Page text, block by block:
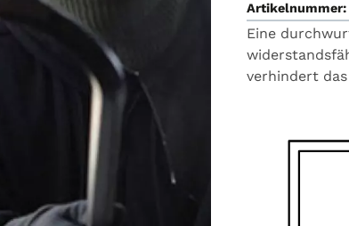
Artikelnummer:
Eine
verhindert